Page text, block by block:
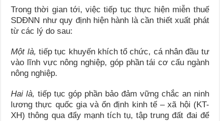
Trong thời gian tới, việc tiếp tục thực hiện miễn thuế
SDĐNN như quy định hiện hành là cần thiết xuất phát
từ các lý do sau:
Một là, tiếp tục khuyến khích tổ chức, cá nhân đầu tư
vào lĩnh vực nông nghiệp, góp phần tái cơ cấu ngành
nông nghiệp.
Hai là, tiếp tục góp phần bảo đảm vững chắc an ninh
lương thực quốc gia và ổn định kinh tế – xã hội (KT-
XH) thông qua đẩy mạnh tích tụ, tập trung đất đai để